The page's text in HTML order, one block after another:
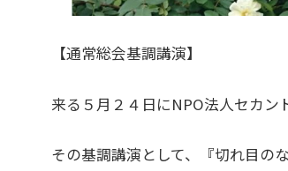
【通常総会基調講演】
来る５月２４日にNPO法人セカン
その基調講演として、『切れ目の